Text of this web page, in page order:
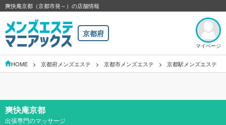
爽快庵京都（京都市発～）の店舗情報
京都府
マイページ
HOME 京都府メンズエステ 京都市メンズエステ 京都駅メンズエステ
爽快庵京都
出張専門のマッサージ